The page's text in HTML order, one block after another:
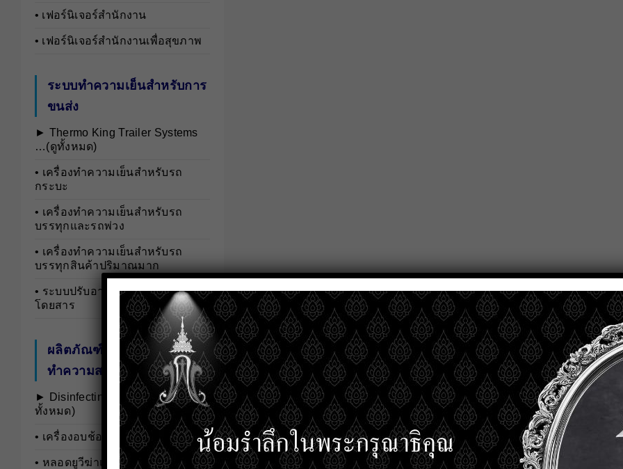
• เฟอร์นิเจอร์สำนักงาน
• เฟอร์นิเจอร์สำนักงานเพื่อสุขภาพ
ระบบทำความเย็นสำหรับการ
ขนส่ง
► Thermo King Trailer Systems
…(ดูทั้งหมด)
• เครื่องทำความเย็นสำหรับรถ
กระบะ
• เครื่องทำความเย็นสำหรับรถ
บรรทุกและรถพ่วง
• เครื่องทำความเย็นสำหรับรถ
บรรทุกสินค้าปริมาณมาก
• ระบบปรับอากาศสำหรับรถ
โดยสาร
ผลิตภัณฑ์ป้องกันและ
ทำความสะอาดฆ่าเชื้อโรค
► Disinfecting and Cleaning …(ดู
ทั้งหมด)
• เครื่องอบช้อนยูวี
• หลอดยูวีฆ่าเชื้อ